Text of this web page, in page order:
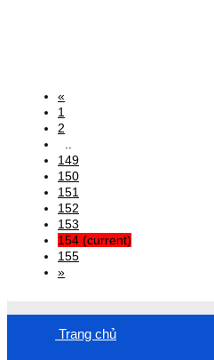
«
1
2
149
150
151
152
153
154 (current)
155
»
Trang chủ